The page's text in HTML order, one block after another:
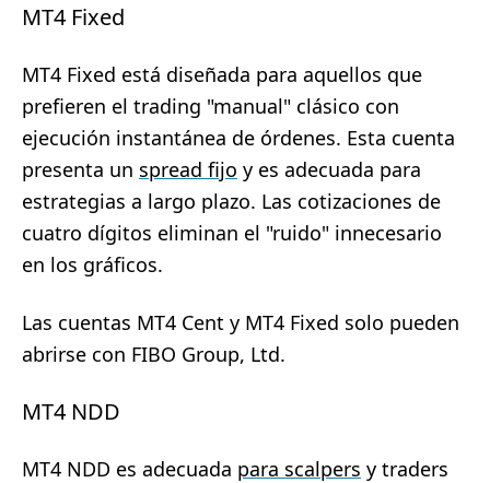
MT4 Fixed
MT4 Fixed está diseñada para aquellos que
prefieren el trading "manual" clásico con
ejecución instantánea de órdenes. Esta cuenta
presenta un spread fijo y es adecuada para
estrategias a largo plazo. Las cotizaciones de
cuatro dígitos eliminan el "ruido" innecesario
en los gráficos.
Las cuentas MT4 Cent y MT4 Fixed solo pueden
abrirse con FIBO Group, Ltd.
MT4 NDD
MT4 NDD es adecuada para scalpers y traders